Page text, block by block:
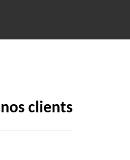
clients